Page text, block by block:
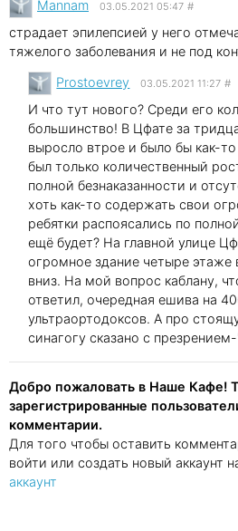
Mannam 03.05.2021 05:47 #
страдает эпилепсией у него
тяжелого заболевания и не под
Prostoevrey 03.05.2021 11:27 #
И что тут нового? Среди его
большинство! В Цфате за
выросло втрое и было бы как-
был только количественный
полной безнаказанности и
хоть как-то содержать свои
ребятки распоясались по
ещё будет? На главной улице
огромное здание четыре этаже
вниз. На мой вопрос каблану,
ответил, очередная ешива на
ультраортодоксов. А про
синагогу сказано с
Добро пожаловать в Наше Кафе!
зарегистрированные
комментарии.
Для того чтобы оставить
войти или создать новый аккаунт
аккаунт